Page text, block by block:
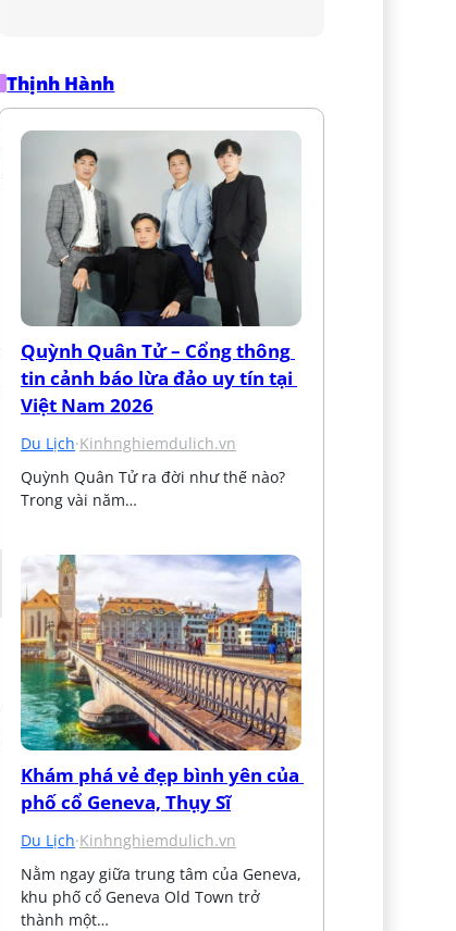
Thịnh Hành
Quỳnh Quân Tử – Cổng thông
tin cảnh báo lừa đảo uy tín tại
Việt Nam 2026
Du Lịch·Kinhnghiemdulich.vn
Quỳnh Quân Tử ra đời như thế nào?
Trong vài năm…
Khám phá vẻ đẹp bình yên của
phố cổ Geneva, Thụy Sĩ
Du Lịch·Kinhnghiemdulich.vn
Nằm ngay giữa trung tâm của Geneva,
khu phố cổ Geneva Old Town trở
thành một…